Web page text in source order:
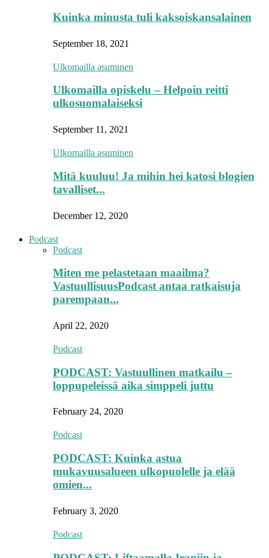
Kuinka minusta tuli kaksoiskansalainen
September 18, 2021
Ulkomailla asuminen
Ulkomailla opiskelu – Helpoin reitti
ulkosuomalaiseksi
September 11, 2021
Ulkomailla asuminen
Mitä kuuluu! Ja mihin hei katosi blogien
tavalliset...
December 12, 2020
Podcast
Podcast
Miten me pelastetaan maailma?
VastuullisuusPodcast antaa ratkaisuja
parempaan...
April 22, 2020
Podcast
PODCAST: Vastuullinen matkailu –
loppupeleissä aika simppeli juttu
February 24, 2020
Podcast
PODCAST: Kuinka astua
mukavuusalueen ulkopuolelle ja elää
omien...
February 3, 2020
Podcast